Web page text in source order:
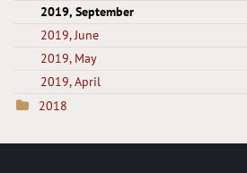
2019, September
2019, June
2019, May
2019, April
2018